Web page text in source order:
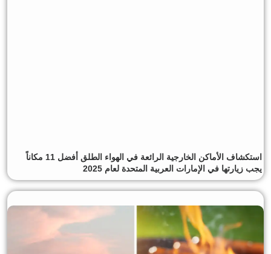
استكشاف الأماكن الخارجية الرائعة في الهواء الطلق أفضل 11 مكاناً
يجب زيارتها في الإمارات العربية المتحدة لعام 2025